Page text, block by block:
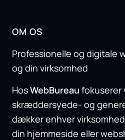
OM OS
Professionelle og digitale
og din virksomhed
HosWebBureau fokuserer
skræddersyede- og
dækker enhver
din hjemmeside eller